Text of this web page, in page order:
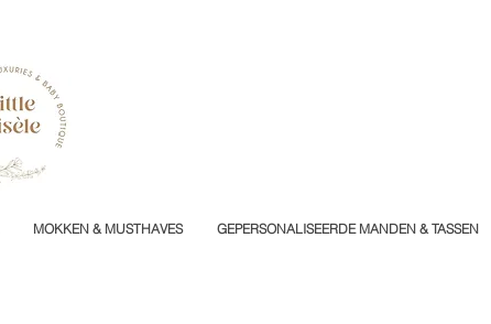
MOKKEN & MUSTHAVES GEPERSONALISEERDE MANDEN & TASSEN